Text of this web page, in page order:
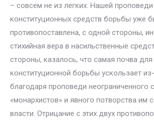
– совсем не из легких. Нашей проповеди
конституционных средств борьбы уже
противопоставлена, с одной стороны,
стихийная вера в насильственные
стороны, казалось, что самая почва для
конституционной борьбы ускользает
благодаря проповеди неограниченного
«монархистов» и явного потворства им
власти. Отрицание с этих двух